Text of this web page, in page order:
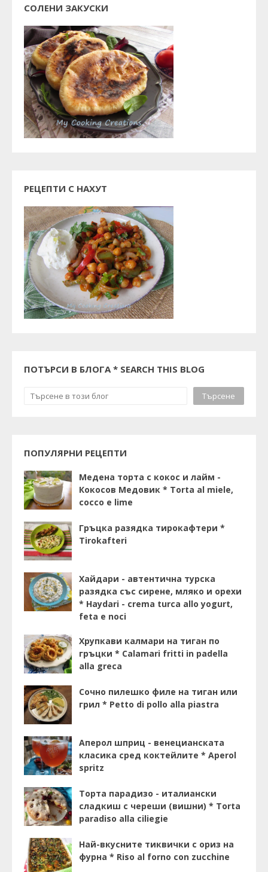
СОЛЕНИ ЗАКУСКИ
РЕЦЕПТИ С НАХУТ
ПОТЪРСИ В БЛОГА * SEARCH THIS BLOG
ПОПУЛЯРНИ РЕЦЕПТИ
Медена торта с кокос и лайм -
Кокосов Медовик * Torta al miele,
cocco e lime
Гръцка разядка тирокафтери *
Tirokafteri
Хайдари - автентична турска
разядка със сирене, мляко и орехи
* Haydari - crema turca allo yogurt,
feta e noci
Хрупкави калмари на тиган по
гръцки * Calamari fritti in padella
alla greca
Сочно пилешко филе на тиган или
грил * Petto di pollo alla piastra
Аперол шприц - венецианската
класика сред коктейлите * Aperol
spritz
Торта парадизо - италиански
сладкиш с череши (вишни) * Torta
paradiso alla ciliegie
Най-вкусните тиквички с ориз на
фурна * Riso al forno con zucchine